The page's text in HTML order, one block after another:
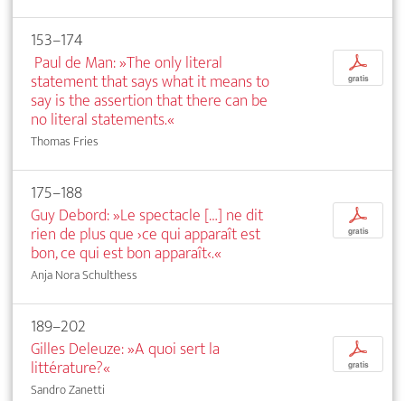
153–174
Paul de Man: »The only literal
statement that says what it means to
say is the assertion that there can be
no literal statements.«
Thomas Fries
p
gratis
175–188
Guy Debord: »Le spectacle […] ne dit
rien de plus que ›ce qui apparaît est
bon, ce qui est bon apparaît‹.«
Anja Nora Schulthess
p
gratis
189–202
Gilles Deleuze: »A quoi sert la
littérature?«
Sandro Zanetti
p
gratis